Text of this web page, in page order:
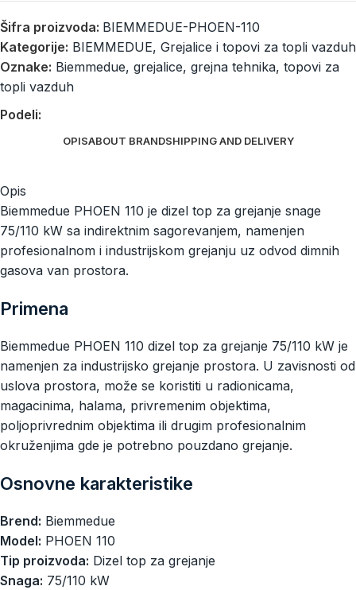
Šifra proizvoda: BIEMMEDUE-PHOEN-110
Kategorije: BIEMMEDUE, Grejalice i topovi za topli vazduh
Oznake: Biemmedue, grejalice, grejna tehnika, topovi za
topli vazduh
Podeli:
OPISABOUT BRANDSHIPPING AND DELIVERY
Opis
Biemmedue PHOEN 110 je dizel top za grejanje snage
75/110 kW sa indirektnim sagorevanjem, namenjen
profesionalnom i industrijskom grejanju uz odvod dimnih
gasova van prostora.
Primena
Biemmedue PHOEN 110 dizel top za grejanje 75/110 kW je
namenjen za industrijsko grejanje prostora. U zavisnosti od
uslova prostora, može se koristiti u radionicama,
magacinima, halama, privremenim objektima,
poljoprivrednim objektima ili drugim profesionalnim
okruženjima gde je potrebno pouzdano grejanje.
Osnovne karakteristike
Brend: Biemmedue
Model: PHOEN 110
Tip proizvoda: Dizel top za grejanje
Snaga: 75/110 kW